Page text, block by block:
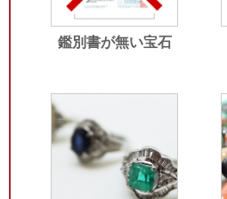
鑑別書が無い宝石